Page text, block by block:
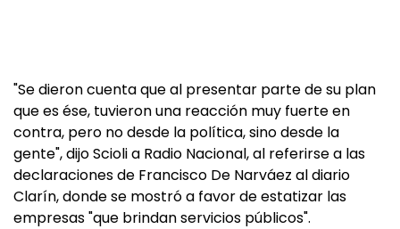
"Se dieron cuenta que al presentar parte de su plan
que es ése, tuvieron una reacción muy fuerte en
contra, pero no desde la política, sino desde la
gente", dijo Scioli a Radio Nacional, al referirse a las
declaraciones de Francisco De Narváez al diario
Clarín, donde se mostró a favor de estatizar las
empresas "que brindan servicios públicos".